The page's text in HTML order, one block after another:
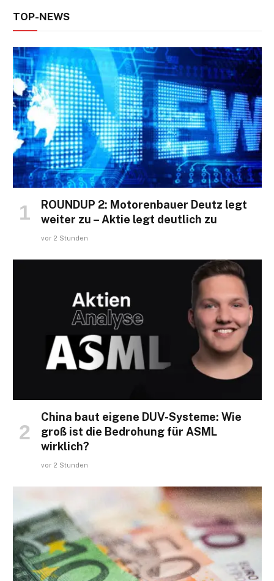
TOP-NEWS
ROUNDUP 2: Motorenbauer Deutz legt
weiter zu – Aktie legt deutlich zu
vor 2 Stunden
China baut eigene DUV-Systeme: Wie
groß ist die Bedrohung für ASML
wirklich?
vor 2 Stunden